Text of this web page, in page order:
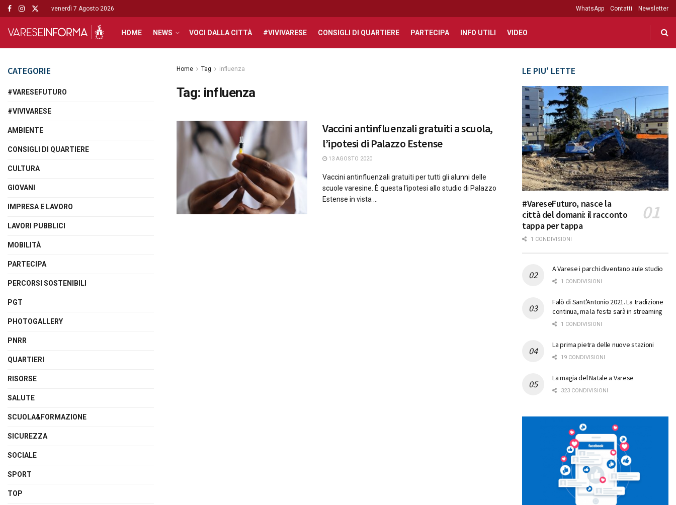
venerdì 7 Agosto 2026 WhatsApp Contatti Newsletter
HOME NEWS VOCI DALLA CITTÀ #VIVIVARESE CONSIGLI DI QUARTIERE PARTECIPA INFO UTILI VIDEO
Home Tag influenza
Tag: influenza
Vaccini antinfluenzali gratuiti a scuola,
l’ipotesi di Palazzo Estense
13 AGOSTO 2020
Vaccini antinfluenzali gratuiti per tutti gli alunni delle
scuole varesine. È questa l'ipotesi allo studio di Palazzo
Estense in vista ...
CATEGORIE
#VARESEFUTURO
#VIVIVARESE
AMBIENTE
CONSIGLI DI QUARTIERE
CULTURA
GIOVANI
IMPRESA E LAVORO
LAVORI PUBBLICI
MOBILITÀ
PARTECIPA
PERCORSI SOSTENIBILI
PGT
PHOTOGALLERY
PNRR
QUARTIERI
RISORSE
SALUTE
SCUOLA&FORMAZIONE
SICUREZZA
SOCIALE
SPORT
TOP
LE PIU' LETTE
#VareseFuturo, nasce la
città del domani: il racconto
tappa per tappa
1 CONDIVISIONI
A Varese i parchi diventano aule studio
1 CONDIVISIONI
Falò di Sant’Antonio 2021. La tradizione
continua, ma la festa sarà in streaming
1 CONDIVISIONI
La prima pietra delle nuove stazioni
19 CONDIVISIONI
La magia del Natale a Varese
323 CONDIVISIONI